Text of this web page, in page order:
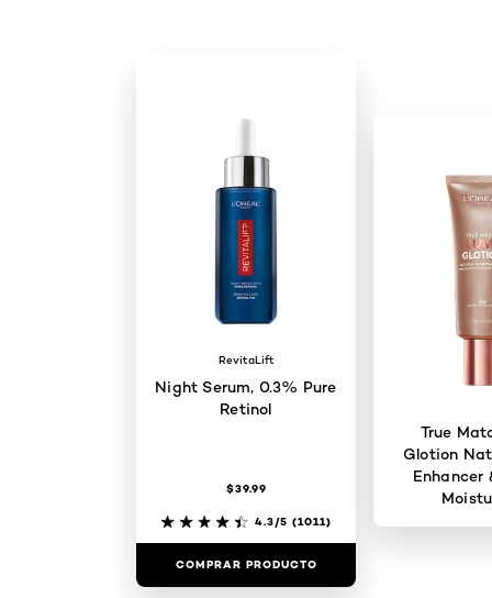
RevitaLift
Night Serum, 0.3% Pure
Retinol
$39.99
4.3/5 (1011)
COMPRAR PRODUCTO
True
Glotion
Enhancer